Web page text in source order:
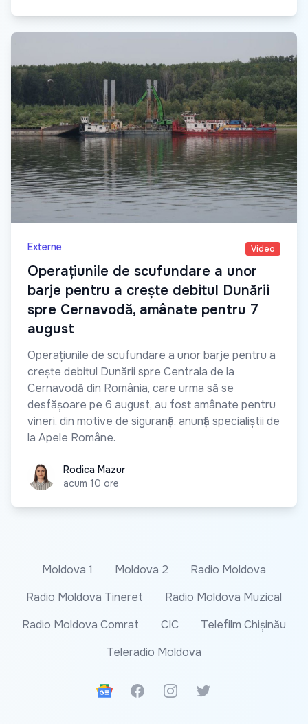
Externe Video
Operațiunile de scufundare a unor
barje pentru a crește debitul Dunării
spre Cernavodă, amânate pentru 7
august
Operațiunile de scufundare a unor barje pentru a
crește debitul Dunării spre Centrala de la
Cernavodă din România, care urma să se
desfășoare pe 6 august, au fost amânate pentru
vineri, din motive de siguranță, anunță specialiștii de
la Apele Române.
Rodica MazurRodica Mazur
acum 10 ore
Moldova 1 Moldova 2
Radio Moldova
Radio Moldova Tineret
Radio Moldova Muzical
Radio Moldova Comrat
CIC
Telefilm Chișinău
Teleradio Moldova
Google News
FacebookInstagramTwitter